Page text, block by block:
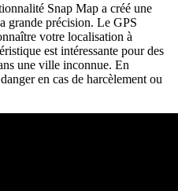
Snap Map a créé une
grande précision. Le GPS
votre localisation à
est intéressante pour des
une ville inconnue. En
en cas de harcèlement ou